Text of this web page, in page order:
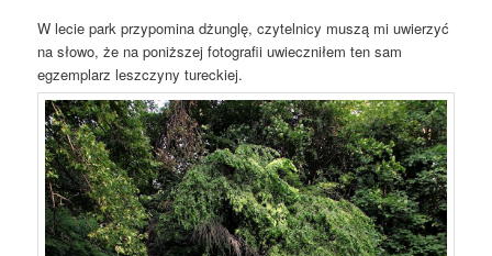
W lecie park przypomina dżunglę, czytelnicy muszą mi uwierzyć
na słowo, że na poniższej fotografii uwieczniłem ten sam
egzemplarz leszczyny tureckiej.